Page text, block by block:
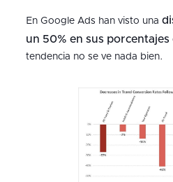
En Google Ads han visto una
un 50% en sus
tendencia no se ve nada bien.